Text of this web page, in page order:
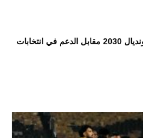
إنفانتينو يقايض المغرب: نهائي مونديال 2030 مقابل الدعم في انتخابات